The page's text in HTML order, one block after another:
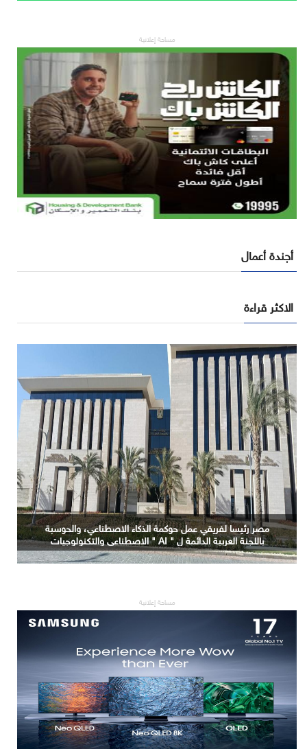
مساحة إعلانية
أجندة أعمال
الاكثر قراءة
مصر رئيسا لفريقي عمل حوكمة الذكاء الاصطناعي، والحوسبة
باللجنة العربية الدائمة ل " AI " الاصطناعي والتكنولوجيات
البازغة بمجلس الوزراء العرب للاتصالات
مساحة إعلانية